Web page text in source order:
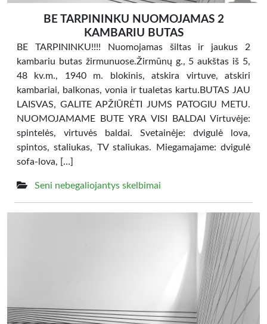
BE TARPININKU NUOMOJAMAS 2
KAMBARIU BUTAS
BE TARPININKU!!!! Nuomojamas šiltas ir jaukus 2
kambariu butas žirmunuose.Žirmūnų g., 5 aukštas iš 5,
48 kv.m., 1940 m. blokinis, atskira virtuve, atskiri
kambariai, balkonas, vonia ir tualetas kartu.BUTAS JAU
LAISVAS, GALITE APŽIŪRĖTI JUMS PATOGIU METU.
NUOMOJAMAME BUTE YRA VISI BALDAI Virtuvėje:
spintelės, virtuvės baldai. Svetainėje: dvigulė lova,
spintos, staliukas, TV staliukas. Miegamajame: dvigulė
sofa-lova, […]
Seni nebegaliojantys skelbimai